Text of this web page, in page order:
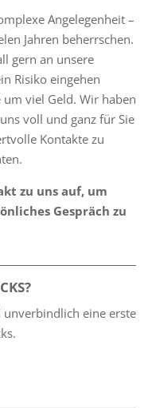
Angelegenheit –
Jahren beherrschen.
gern an unsere
Risiko eingehen
viel Geld. Wir haben
voll und ganz für Sie
Kontakte zu
zu uns auf, um
Gespräch zu
unverbindlich eine erste